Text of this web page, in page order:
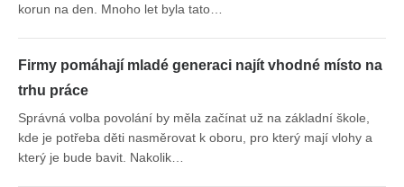
korun na den. Mnoho let byla tato…
Firmy pomáhají mladé generaci najít vhodné místo na
trhu práce
Správná volba povolání by měla začínat už na základní škole,
kde je potřeba děti nasměrovat k oboru, pro který mají vlohy a
který je bude bavit. Nakolik…